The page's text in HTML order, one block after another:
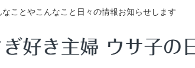
なことやこんなこと日々の情報お知らせします